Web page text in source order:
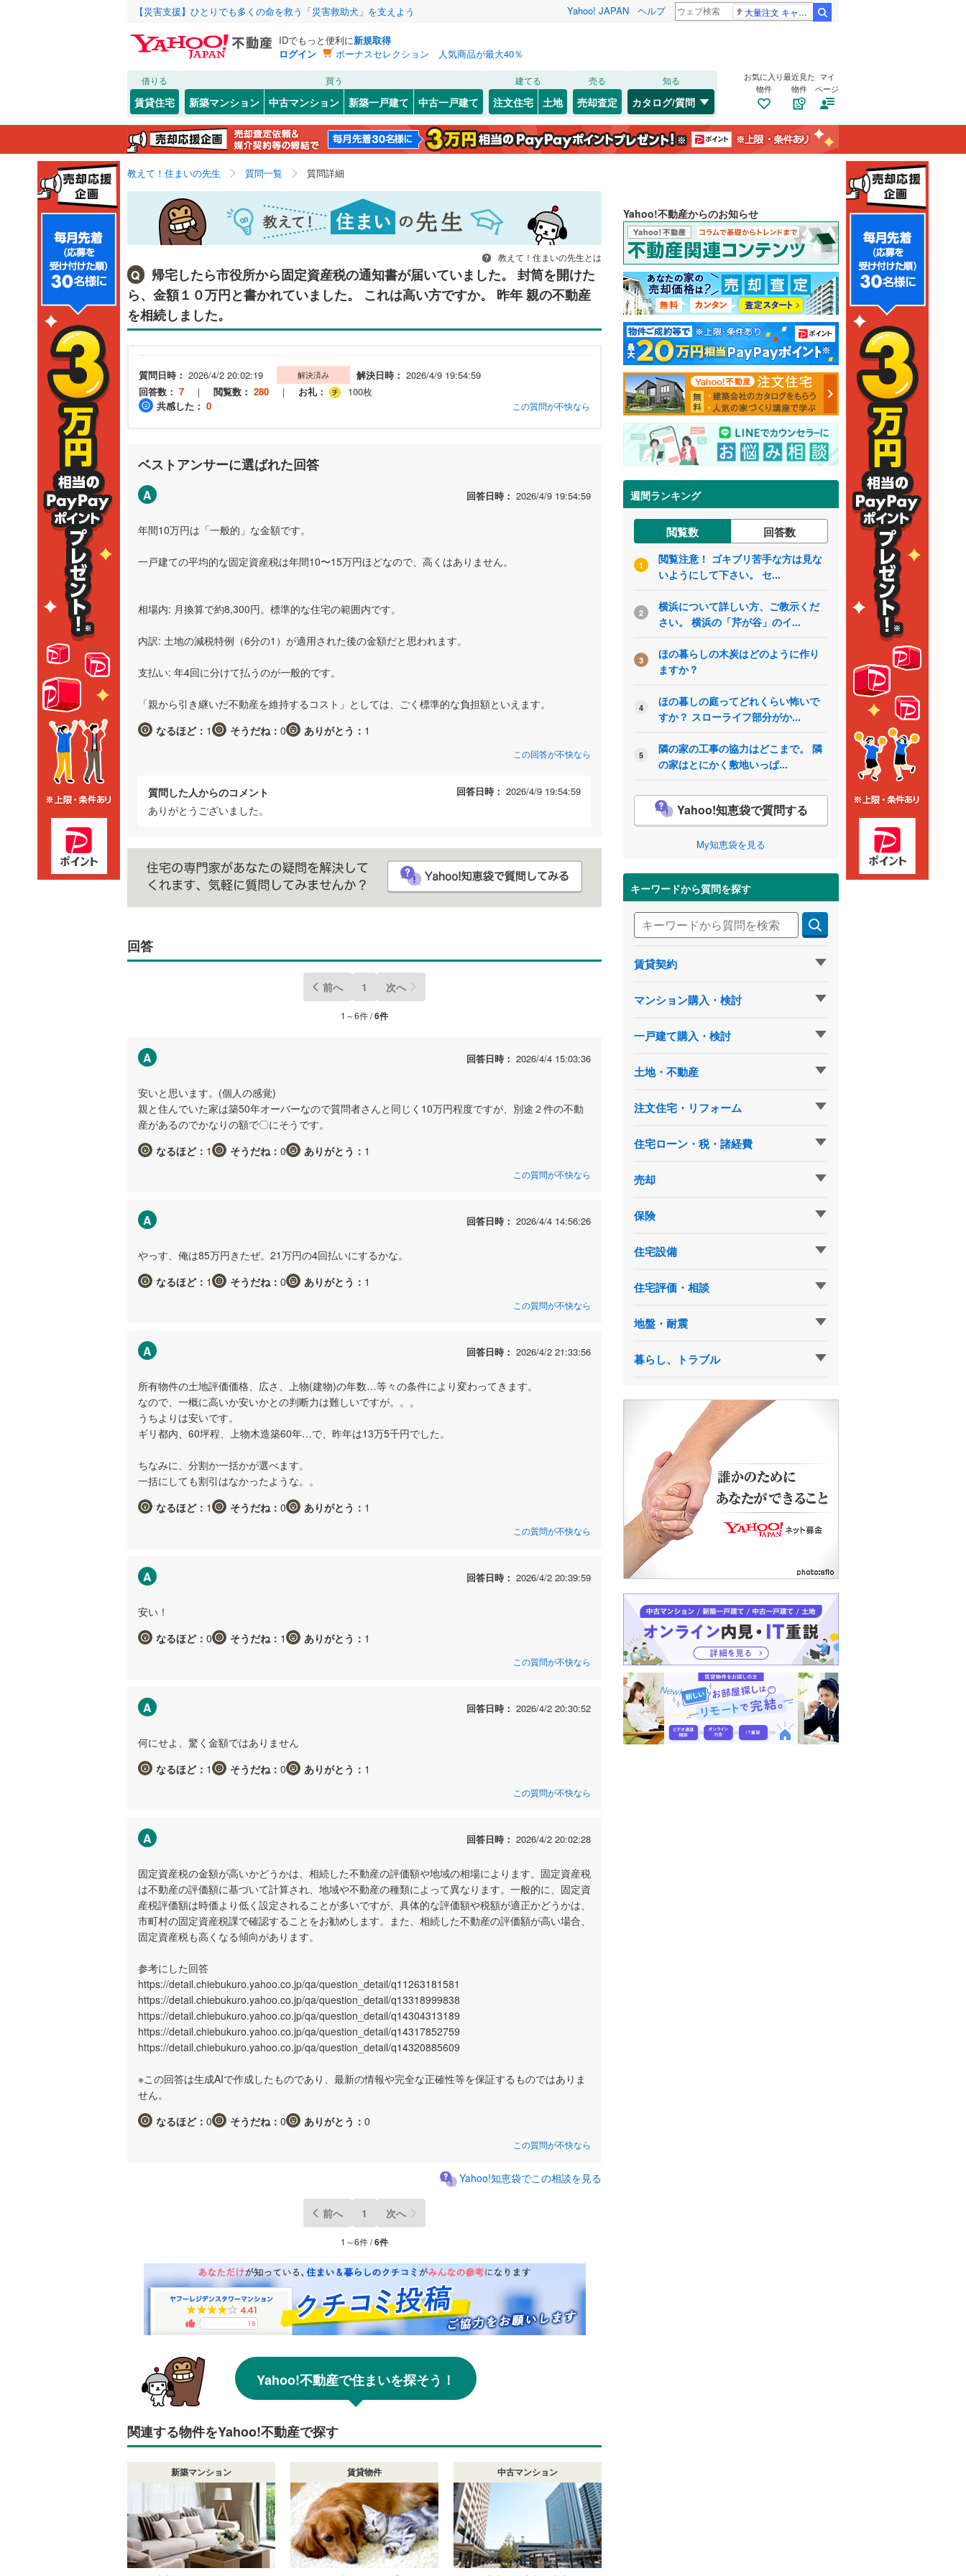
【災害支援】ひとりでも多くの命を救う「災害救助犬」を支えよう Yahoo! JAPAN ヘルプ 大量注文 キャンセル
IDでもっと便利に新規取得
ログイン
ボーナスセレクション 人気商品が最大40％
借りる
賃貸住宅
買う
新築マンション 中古マンション 新築一戸建て 中古一戸建て
建てる
注文住宅 土地
売る
売却査定
知る
カタログ/質問
お気に入り
物件
最近見た
物件
マイ
ページ
教えて！住まいの先生 質問一覧 質問詳細
教えて！住まいの先生とは
Q
帰宅したら市役所から固定資産税の通知書が届いていました。 封筒を開けた
ら、金額１０万円と書かれていました。 これは高い方ですか。 昨年 親の不動産
を相続しました。
質問日時： 2026/4/2 20:02:19 解決済み 解決日時： 2026/4/9 19:54:59
回答数： 7 ｜ 閲覧数： 280 ｜ お礼：
100枚
共感した： 0 この質問が不快なら
ベストアンサーに選ばれた回答
A 回答日時： 2026/4/9 19:54:59
年間10万円は「一般的」な金額です。
一戸建ての平均的な固定資産税は年間10〜15万円ほどなので、高くはありません。
相場内: 月換算で約8,300円。標準的な住宅の範囲内です。
内訳: 土地の減税特例（6分の1）が適用された後の金額だと思われます。
支払い: 年4回に分けて払うのが一般的です。
「親から引き継いだ不動産を維持するコスト」としては、ごく標準的な負担額といえます。
なるほど： 1 そうだね： 0 ありがとう： 1
この回答が不快なら
質問した人からのコメント 回答日時： 2026/4/9 19:54:59
ありがとうございました。
回答
前へ 1 次へ
1～6件 /6件
A 回答日時： 2026/4/4 15:03:36
安いと思います。(個人の感覚)
親と住んでいた家は築50年オーバーなので質問者さんと同じく10万円程度ですが、別途２件の不動
産があるのでかなりの額で〇にそうです。
なるほど： 1 そうだね： 0 ありがとう： 1
この質問が不快なら
A 回答日時： 2026/4/4 14:56:26
やっす、俺は85万円きたぜ。21万円の4回払いにするかな。
なるほど： 1 そうだね： 0 ありがとう： 1
この質問が不快なら
A 回答日時： 2026/4/2 21:33:56
所有物件の土地評価価格、広さ、上物(建物)の年数…等々の条件により変わってきます。
なので、一概に高いか安いかとの判断力は難しいですが。。。
うちよりは安いです。
ギリ都内、60坪程、上物木造築60年…で、昨年は13万5千円でした。
ちなみに、分割か一括かが選べます。
一括にしても割引はなかったような。。
なるほど： 1 そうだね： 0 ありがとう： 1
この質問が不快なら
A 回答日時： 2026/4/2 20:39:59
安い！
なるほど： 0 そうだね： 1 ありがとう： 1
この質問が不快なら
A 回答日時： 2026/4/2 20:30:52
何にせよ、驚く金額ではありません
なるほど： 1 そうだね： 0 ありがとう： 1
この質問が不快なら
A 回答日時： 2026/4/2 20:02:28
固定資産税の金額が高いかどうかは、相続した不動産の評価額や地域の相場によります。固定資産税
は不動産の評価額に基づいて計算され、地域や不動産の種類によって異なります。一般的に、固定資
産税評価額は時価より低く設定されることが多いですが、具体的な評価額や税額が適正かどうかは、
市町村の固定資産税課で確認することをお勧めします。また、相続した不動産の評価額が高い場合、
固定資産税も高くなる傾向があります。
参考にした回答
https://detail.chiebukuro.yahoo.co.jp/qa/question_detail/q11263181581
https://detail.chiebukuro.yahoo.co.jp/qa/question_detail/q13318999838
https://detail.chiebukuro.yahoo.co.jp/qa/question_detail/q14304313189
https://detail.chiebukuro.yahoo.co.jp/qa/question_detail/q14317852759
https://detail.chiebukuro.yahoo.co.jp/qa/question_detail/q14320885609
※この回答は生成AIで作成したものであり、最新の情報や完全な正確性等を保証するものではありま
せん。
なるほど： 0 そうだね： 0 ありがとう： 0
この質問が不快なら
Yahoo!知恵袋でこの相談を見る
前へ 1 次へ
1～6件 /6件
Yahoo!不動産で住まいを探そう！
関連する物件をYahoo!不動産で探す
新築マンション 賃貸物件 中古マンション
Yahoo!不動産からのお知らせ
週間ランキング
閲覧数 回答数
1
閲覧注意！ ゴキブリ苦手な方は見な
いようにして下さい。 セ...
2
横浜について詳しい方、ご教示くだ
さい。 横浜の「芹が谷」のイ...
3
ほの暮らしの木炭はどのように作り
ますか？
4
ほの暮しの庭ってどれくらい怖いで
すか？ スローライフ部分がか...
5
隣の家の工事の協力はどこまで。 隣
の家はとにかく敷地いっぱ...
Yahoo!知恵袋で質問する
My知恵袋を見る
キーワードから質問を探す
賃貸契約
マンション購入・検討
一戸建て購入・検討
土地・不動産
注文住宅・リフォーム
住宅ローン・税・諸経費
売却
保険
住宅設備
住宅評価・相談
地盤・耐震
暮らし、トラブル